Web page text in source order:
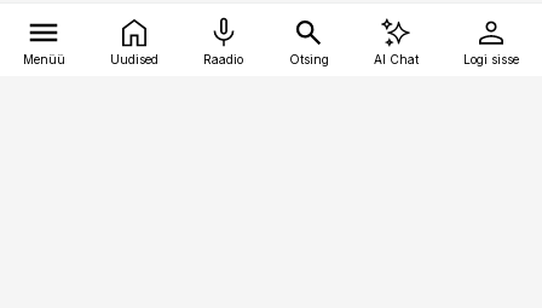
Menüü Uudised Raadio Otsing AI Chat Logi sisse